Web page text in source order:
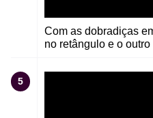
Com as dobradiças
no retângulo e o
5